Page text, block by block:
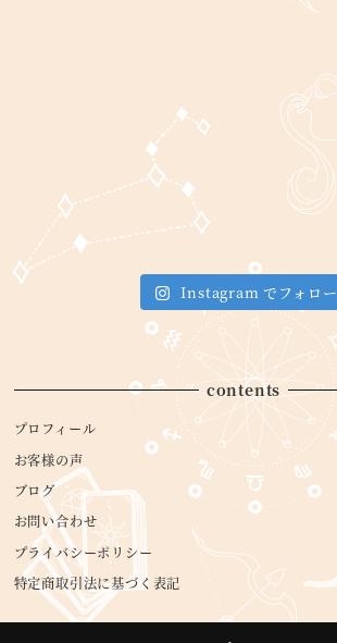
Instagram でフォロー
contents
プロフィール
お客様の声
ブログ
お問い合わせ
プライバシーポリシー
特定商取引法に基づく表記